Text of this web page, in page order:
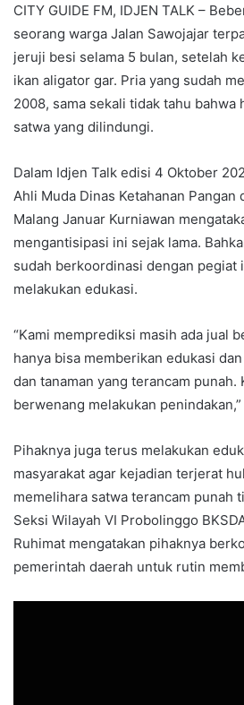
CITY GUIDE FM, IDJEN TALK –
seorang warga Jalan Sawojajar
jeruji besi selama 5 bulan, setelah
ikan aligator gar. Pria yang sudah
2008, sama sekali tidak tahu bahwa
satwa yang dilindungi.
Dalam Idjen Talk edisi 4 Oktober
Ahli Muda Dinas Ketahanan Pangan
Malang Januar Kurniawan
mengantisipasi ini sejak lama.
sudah berkoordinasi dengan pegiat
melakukan edukasi.
“Kami memprediksi masih ada jual
hanya bisa memberikan edukasi
dan tanaman yang terancam punah.
berwenang melakukan penindakan,”
Pihaknya juga terus melakukan
masyarakat agar kejadian terjerat
memelihara satwa terancam punah
Seksi Wilayah VI Probolinggo
Ruhimat mengatakan pihaknya
pemerintah daerah untuk rutin